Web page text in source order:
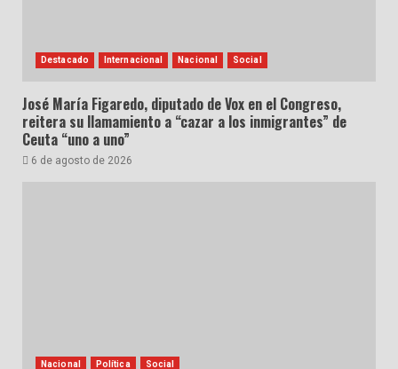
Destacado Internacional Nacional Social
José María Figaredo, diputado de Vox en el Congreso,
reitera su llamamiento a “cazar a los inmigrantes” de
Ceuta “uno a uno”
6 de agosto de 2026
Nacional Política Social